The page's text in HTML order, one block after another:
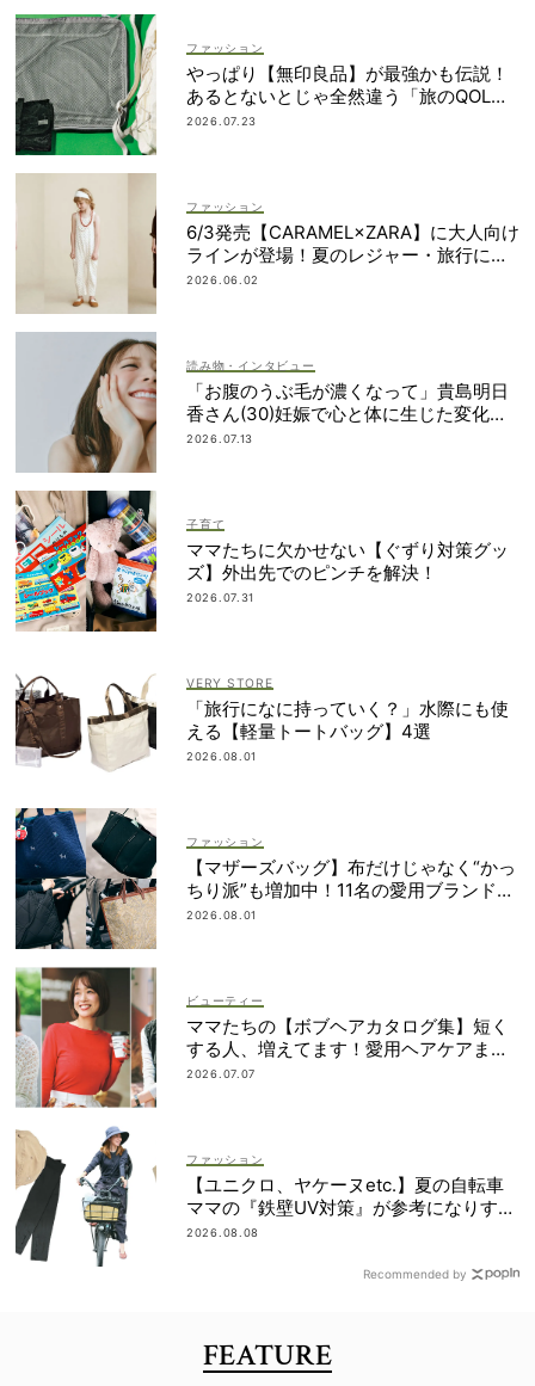
ファッション
やっぱり【無印良品】が最強かも伝説！
あるとないとじゃ全然違う「旅のQOL爆
上げアイテム」
2026.07.23
ファッション
6/3発売【CARAMEL×ZARA】に大人向け
ラインが登場！夏のレジャー・旅行にも
おすすめ
2026.06.02
読み物・インタビュー
「お腹のうぶ毛が濃くなって」貴島明日
香さん(30)妊娠で心と体に生じた変化も
「愛しいです」
2026.07.13
子育て
ママたちに欠かせない【ぐずり対策グッ
ズ】外出先でのピンチを解決！
2026.07.31
VERY STORE
「旅行になに持っていく？」水際にも使
える【軽量トートバッグ】4選
2026.08.01
ファッション
【マザーズバッグ】布だけじゃなく“かっ
ちり派”も増加中！11名の愛用ブランド
は？
2026.08.01
ビューティー
ママたちの【ボブヘアカタログ集】短く
する人、増えてます！愛用ヘアケアまで
全部見せ
2026.07.07
ファッション
【ユニクロ、ヤケーヌetc.】夏の自転車
ママの『鉄壁UV対策』が参考になりすぎ
る！
2026.08.08
Recommended by
FEATURE